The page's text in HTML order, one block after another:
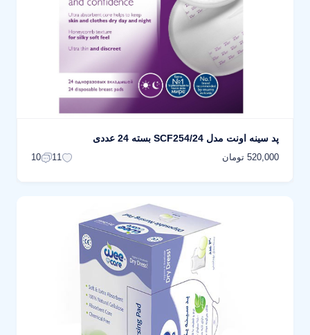
پد سینه اونت مدل SCF254/24 بسته 24 عددی
520,000 تومان 11
10